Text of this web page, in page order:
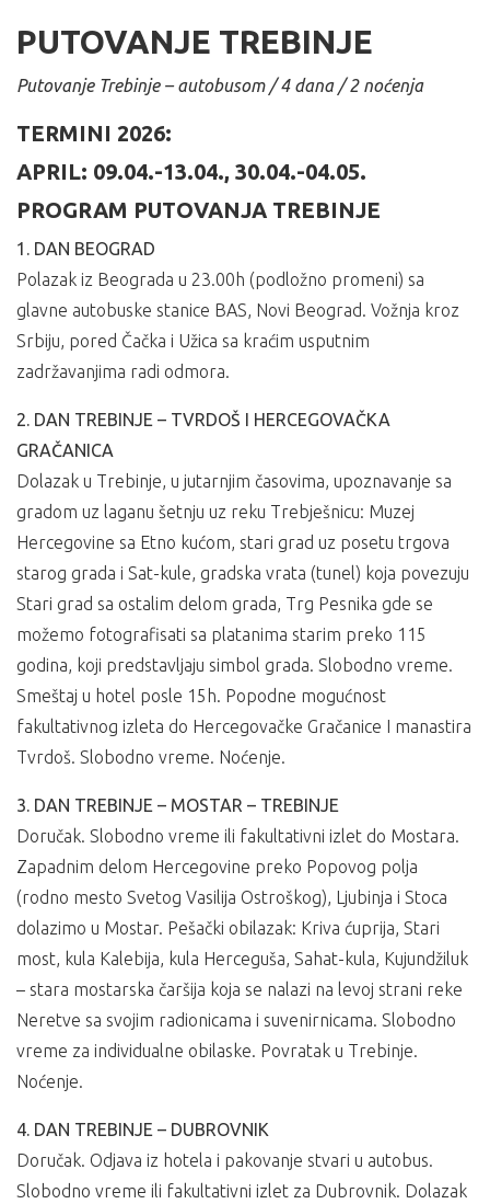
PUTOVANJE TREBINJE
Putovanje Trebinje – autobusom / 4 dana / 2 noćenja
TERMINI 2026:
APRIL: 09.04.-13.04., 30.04.-04.05.
PROGRAM PUTOVANJA TREBINJE
1. DAN BEOGRAD
Polazak iz Beograda u 23.00h (podložno promeni) sa
glavne autobuske stanice BAS, Novi Beograd. Vožnja kroz
Srbiju, pored Čačka i Užica sa kraćim usputnim
zadržavanjima radi odmora.
2. DAN TREBINJE – TVRDOŠ I HERCEGOVAČKA
GRAČANICA
Dolazak u Trebinje, u jutarnjim časovima, upoznavanje sa
gradom uz laganu šetnju uz reku Trebješnicu: Muzej
Hercegovine sa Etno kućom, stari grad uz posetu trgova
starog grada i Sat-kule, gradska vrata (tunel) koja povezuju
Stari grad sa ostalim delom grada, Trg Pesnika gde se
možemo fotografisati sa platanima starim preko 115
godina, koji predstavljaju simbol grada. Slobodno vreme.
Smeštaj u hotel posle 15h. Popodne mogućnost
fakultativnog izleta do Hercegovačke Gračanice I manastira
Tvrdoš. Slobodno vreme. Noćenje.
3. DAN TREBINJE – MOSTAR – TREBINJE
Doručak. Slobodno vreme ili fakultativni izlet do Mostara.
Zapadnim delom Hercegovine preko Popovog polja
(rodno mesto Svetog Vasilija Ostroškog), Ljubinja i Stoca
dolazimo u Mostar. Pešački obilazak: Kriva ćuprija, Stari
most, kula Kalebija, kula Herceguša, Sahat-kula, Kujundžiluk
– stara mostarska čaršija koja se nalazi na levoj strani reke
Neretve sa svojim radionicama i suvenirnicama. Slobodno
vreme za individualne obilaske. Povratak u Trebinje.
Noćenje.
4. DAN TREBINJE – DUBROVNIK
Doručak. Odjava iz hotela i pakovanje stvari u autobus.
Slobodno vreme ili fakultativni izlet za Dubrovnik. Dolazak